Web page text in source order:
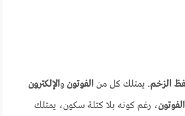
الزخم. يمتلك كل منالفوتون والإلكترون
الفوتون، رغم كونه بلا كتلة سكون، يمتلك